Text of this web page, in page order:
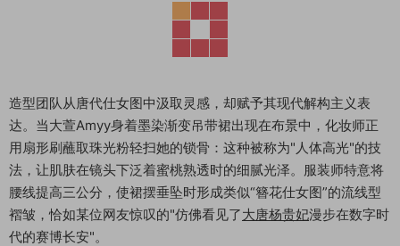
造型团队从唐代仕女图中汲取灵感，却赋予其现代解构主义表
达。当大萱Amyy身着墨染渐变吊带裙出现在布景中，化妆师正
用扇形刷蘸取珠光粉轻扫她的锁骨：这种被称为"人体高光"的技
法，让肌肤在镜头下泛着蜜桃熟透时的细腻光泽。服装师特意将
腰线提高三公分，使裙摆垂坠时形成类似“簪花仕女图”的流线型
褶皱，恰如某位网友惊叹的"仿佛看见了大唐杨贵妃漫步在数字时
代的赛博长安"。